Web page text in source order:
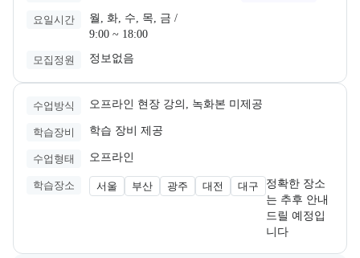
요일시간
월, 화, 수, 목, 금 /
9:00 ~ 18:00
모집정원 정보없음
수업방식 오프라인 현장 강의, 녹화본 미제공
학습장비 학습 장비 제공
수업형태 오프라인
학습장소 서울 부산 광주 대전 대구
정확한 장소
는 추후 안내
드릴 예정입
니다